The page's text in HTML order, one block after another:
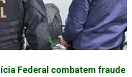
Federal combatem fraude